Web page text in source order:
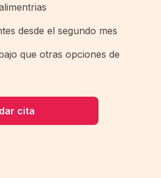
desde el segundo mes
que otras opciones de
cita